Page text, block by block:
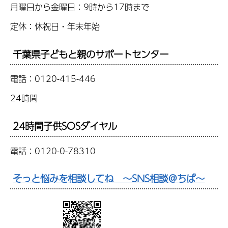
月曜日から金曜日：9時から17時まで
定休：休祝日・年末年始
千葉県子どもと親のサポートセンター
電話：0120-415-446
24時間
24時間子供SOSダイヤル
電話：0120-0-78310
そっと悩みを相談してね ～SNS相談＠ちば～